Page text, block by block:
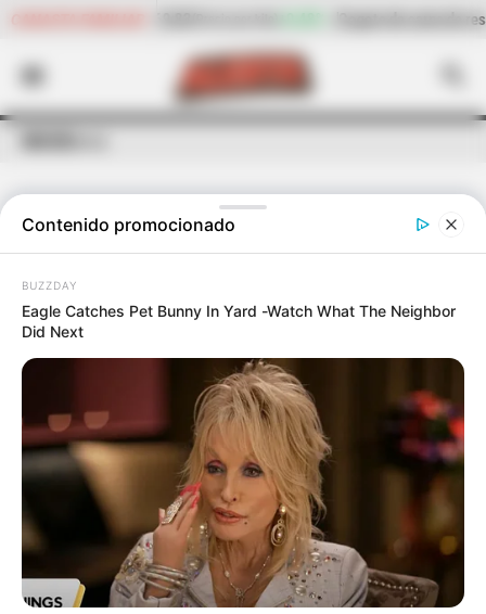
Cilantro
ÚLTIMAS NOTICIAS
Contenido promocionado
BUZZDAY
Eagle Catches Pet Bunny In Yard -Watch What The Neighbor
Did Next